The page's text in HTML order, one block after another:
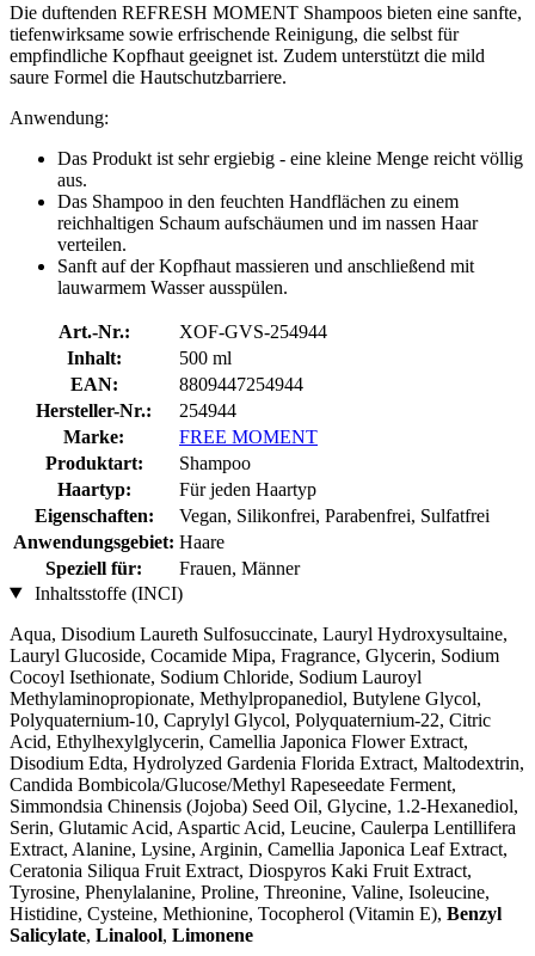
Die duftenden REFRESH MOMENT Shampoos bieten eine sanfte,
tiefenwirksame sowie erfrischende Reinigung, die selbst für
empfindliche Kopfhaut geeignet ist. Zudem unterstützt die mild
saure Formel die Hautschutzbarriere.
Anwendung:
Das Produkt ist sehr ergiebig - eine kleine Menge reicht völlig
aus.
Das Shampoo in den feuchten Handflächen zu einem
reichhaltigen Schaum aufschäumen und im nassen Haar
verteilen.
Sanft auf der Kopfhaut massieren und anschließend mit
lauwarmem Wasser ausspülen.
Art.-Nr.:
XOF-GVS-254944
Inhalt:
500 ml
EAN:
8809447254944
Hersteller-Nr.:
254944
Marke:
FREE MOMENT
Produktart:
Shampoo
Haartyp:
Für jeden Haartyp
Eigenschaften:
Vegan, Silikonfrei, Parabenfrei, Sulfatfrei
Anwendungsgebiet: Haare
Speziell für:
Frauen, Männer
Inhaltsstoffe (INCI)
Aqua, Disodium Laureth Sulfosuccinate, Lauryl Hydroxysultaine,
Lauryl Glucoside, Cocamide Mipa, Fragrance, Glycerin, Sodium
Cocoyl Isethionate, Sodium Chloride, Sodium Lauroyl
Methylaminopropionate, Methylpropanediol, Butylene Glycol,
Polyquaternium-10, Caprylyl Glycol, Polyquaternium-22, Citric
Acid, Ethylhexylglycerin, Camellia Japonica Flower Extract,
Disodium Edta, Hydrolyzed Gardenia Florida Extract, Maltodextrin,
Candida Bombicola/Glucose/Methyl Rapeseedate Ferment,
Simmondsia Chinensis (Jojoba) Seed Oil, Glycine, 1.2-Hexanediol,
Serin, Glutamic Acid, Aspartic Acid, Leucine, Caulerpa Lentillifera
Extract, Alanine, Lysine, Arginin, Camellia Japonica Leaf Extract,
Ceratonia Siliqua Fruit Extract, Diospyros Kaki Fruit Extract,
Tyrosine, Phenylalanine, Proline, Threonine, Valine, Isoleucine,
Histidine, Cysteine, Methionine, Tocopherol (Vitamin E), Benzyl
Salicylate, Linalool, Limonene